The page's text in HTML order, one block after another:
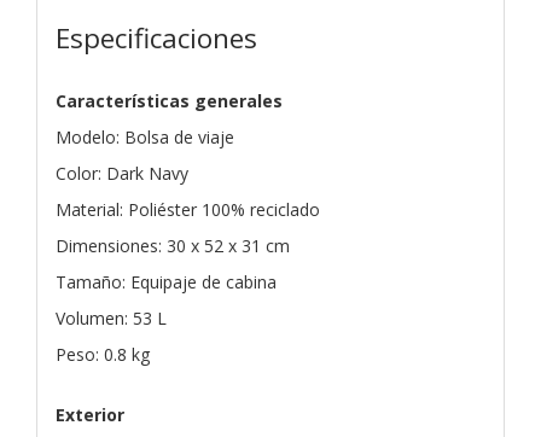
Especificaciones
Características generales
Modelo: Bolsa de viaje
Color: Dark Navy
Material: Poliéster 100% reciclado
Dimensiones: 30 x 52 x 31 cm
Tamaño: Equipaje de cabina
Volumen: 53 L
Peso: 0.8 kg
Exterior